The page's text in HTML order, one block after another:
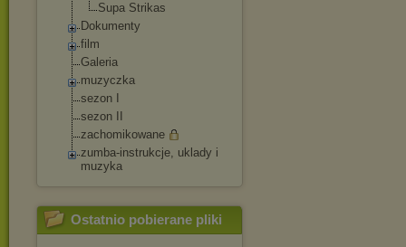
Supa Strikas
Dokumenty
film
Galeria
muzyczka
sezon I
sezon II
zachomikowane
zumba-instrukcje, uklady i
muzyka
Ostatnio pobierane pliki